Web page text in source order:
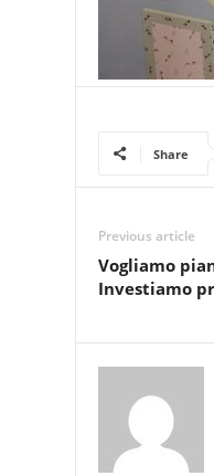
Share
Previous article
Vogliamo
Investiamo